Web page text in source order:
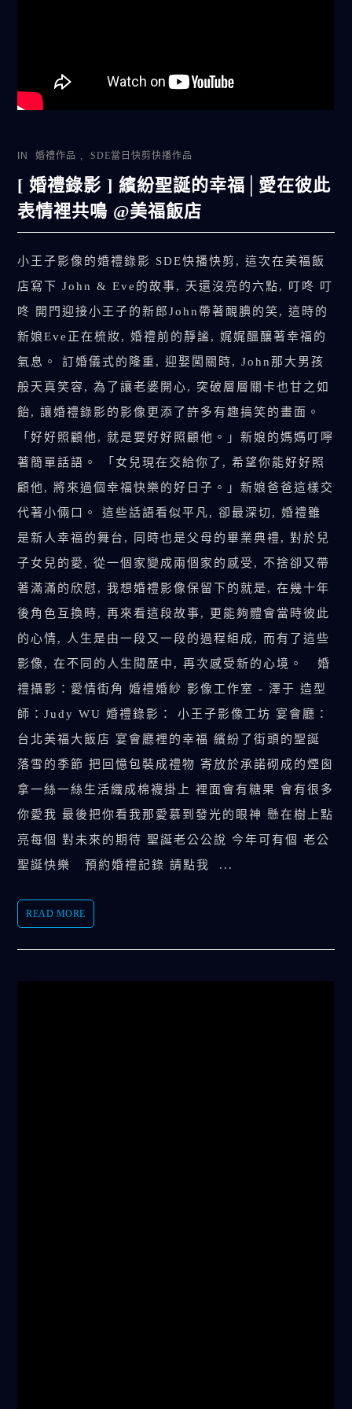
IN 婚禮作品 , SDE當日快剪快播作品
[ 婚禮錄影 ] 繽紛聖誕的幸福│愛在彼此
表情裡共鳴 @美福飯店
小王子影像的婚禮錄影 SDE快播快剪, 這次在美福飯
店寫下 John & Eve的故事, 天還沒亮的六點, 叮咚 叮
咚 開門迎接小王子的新郎John帶著靦腆的笑, 這時的
新娘Eve正在梳妝, 婚禮前的靜謐, 娓娓醞釀著幸福的
氣息。 訂婚儀式的隆重, 迎娶闖關時, John那大男孩
般天真笑容, 為了讓老婆開心, 突破層層關卡也甘之如
飴, 讓婚禮錄影的影像更添了許多有趣搞笑的畫面。
「好好照顧他, 就是要好好照顧他。」新娘的媽媽叮嚀
著簡單話語。 「女兒現在交給你了, 希望你能好好照
顧他, 將來過個幸福快樂的好日子。」新娘爸爸這樣交
代著小倆口。 這些話語看似平凡, 卻最深切, 婚禮雖
是新人幸福的舞台, 同時也是父母的畢業典禮, 對於兒
子女兒的愛, 從一個家變成兩個家的感受, 不捨卻又帶
著滿滿的欣慰, 我想婚禮影像保留下的就是, 在幾十年
後角色互換時, 再來看這段故事, 更能夠體會當時彼此
的心情, 人生是由一段又一段的過程組成, 而有了這些
影像, 在不同的人生閱歷中, 再次感受新的心境。 婚
禮攝影：愛情街角 婚禮婚紗 影像工作室 - 澤于 造型
師：Judy WU 婚禮錄影： 小王子影像工坊 宴會廳：
台北美福大飯店 宴會廳裡的幸福 繽紛了街頭的聖誕
落雪的季節 把回憶包裝成禮物 寄放於承諾砌成的煙囪
拿一絲一絲生活織成棉襪掛上 裡面會有糖果 會有很多
你愛我 最後把你看我那愛慕到發光的眼神 懸在樹上點
亮每個 對未來的期待 聖誕老公公說 今年可有個 老公
聖誕快樂 預約婚禮記錄 請點我 ...
READ MORE